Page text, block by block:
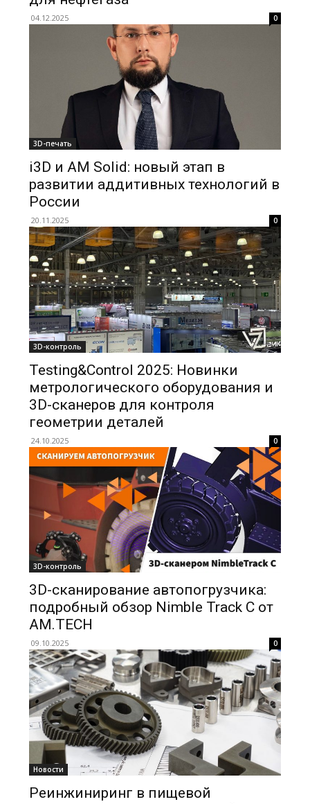
04.12.2025 0
3D-печать
i3D и AM Solid: новый этап в
развитии аддитивных технологий в
России
20.11.2025 0
3D-контроль
Testing&Control 2025: Новинки
метрологического оборудования и
3D-сканеров для контроля
геометрии деталей
24.10.2025 0
3D-контроль
3D-сканирование автопогрузчика:
подробный обзор Nimble Track C от
AM.TECH
09.10.2025 0
Новости
Реинжиниринг в пищевой